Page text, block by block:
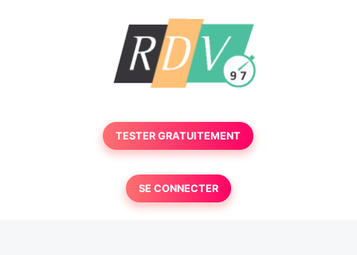
TESTER GRATUITEMENT
SE CONNECTER